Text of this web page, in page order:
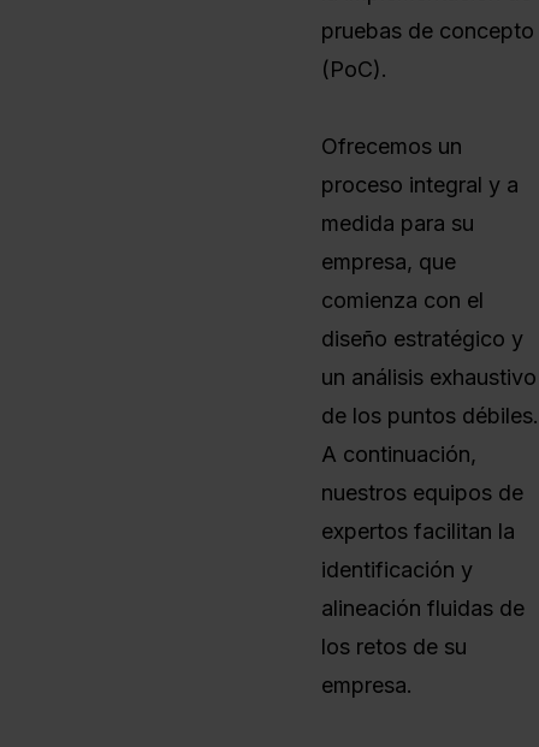
pruebas de concepto
(PoC).
Ofrecemos un
proceso integral y a
medida para su
empresa, que
comienza con el
diseño estratégico y
un análisis exhaustivo
de los puntos débiles.
A continuación,
nuestros equipos de
expertos facilitan la
identificación y
alineación fluidas de
los retos de su
empresa.